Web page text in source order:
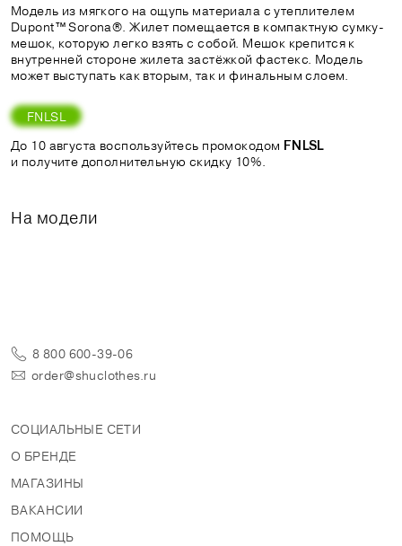
Модель из мягкого на ощупь материала с утеплителем
Dupont™ Sorona®. Жилет помещается в компактную сумку-
мешок, которую легко взять с собой. Мешок крепится к
внутренней стороне жилета застёжкой фастекс. Модель
может выступать как вторым, так и финальным слоем.
FNLSL
До 10 августа воспользуйтесь промокодом FNLSL
и получите дополнительную скидку 10%.
На модели
8 800 600-39-06
order@shuclothes.ru
СОЦИАЛЬНЫЕ СЕТИ
О БРЕНДЕ
МАГАЗИНЫ
ВАКАНСИИ
ПОМОЩЬ